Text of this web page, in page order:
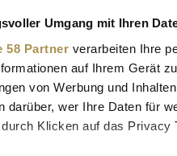
Umgang mit Ihren
58 Partner verarbeiten Ihre
auf Ihrem Gerät
von Werbung und
darüber, wer Ihre Daten für
Klicken auf das Privacy